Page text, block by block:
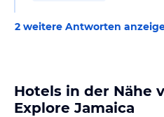
2 weitere Antworten
Hotels in der Nähe
Explore Jamaica